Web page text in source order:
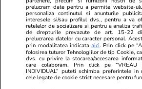
Viva.ro
"Nici acum nu îi știu bine. Nu îi știu
A tăcut luni întregi, dar acum Gina
spus adevărul despre relația cu ginerele
Radu Siffr...
prelucram date pentru a permite website-
personaliza continutul si anunturile
interesele si/sau profilul dvs., pentru a va
retelelor de socializare si pentru a analiza
de drepturile prevazute de art. 15-22
prelucrarea datelor cu caracter personal.
prin modalitatea indicataaici. Prin click pe
folosirea tuturor Tehnologiilor de tip Cookie,
dvs. cu privire la stocarea/accesarea
care colaboram. Prin click pe “VREAU
INDIVIDUAL” puteti schimba preferintele
cele legate de cookie strict necesare pentru